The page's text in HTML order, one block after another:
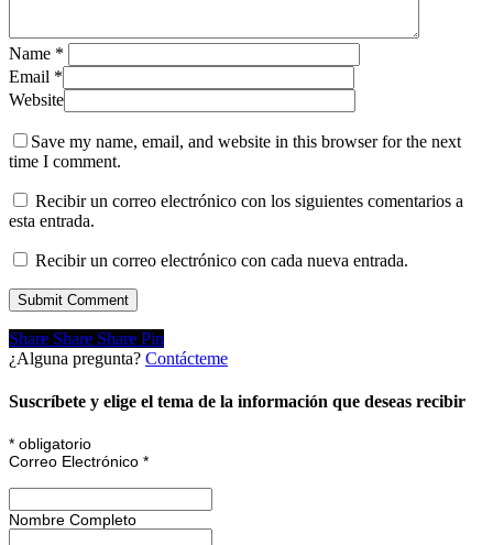
Name *
Email *
Website
Save my name, email, and website in this browser for the next
time I comment.
Recibir un correo electrónico con los siguientes comentarios a
esta entrada.
Recibir un correo electrónico con cada nueva entrada.
Share
Share Share Share Pin
¿Alguna pregunta? Contácteme
Suscríbete y elige el tema de la información que deseas recibir
* obligatorio
Correo Electrónico *
Nombre Completo